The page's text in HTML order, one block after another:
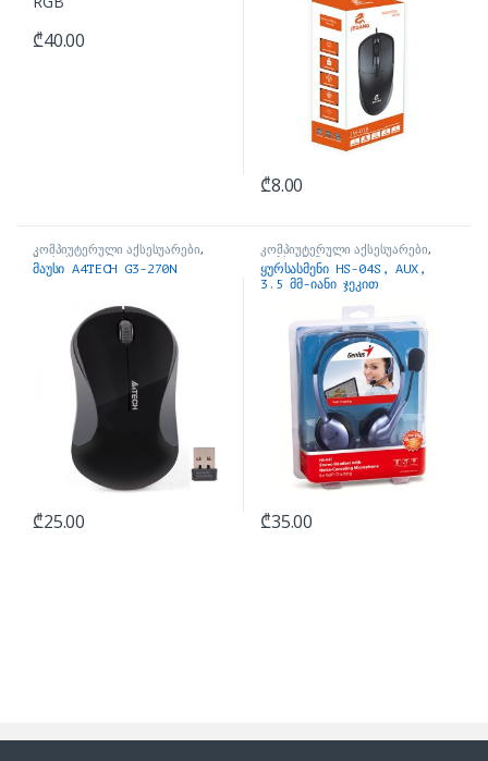
₾40.00
₾8.00
კომპიუტერული აქსესუარები,
მაუსები
მაუსი A4TECH G3-270N
₾25.00
კომპიუტერული აქსესუარები,
ყურსასმენები
ყურსასმენი HS-04S, AUX,
3.5 მმ-იანი ჯეკით
₾35.00